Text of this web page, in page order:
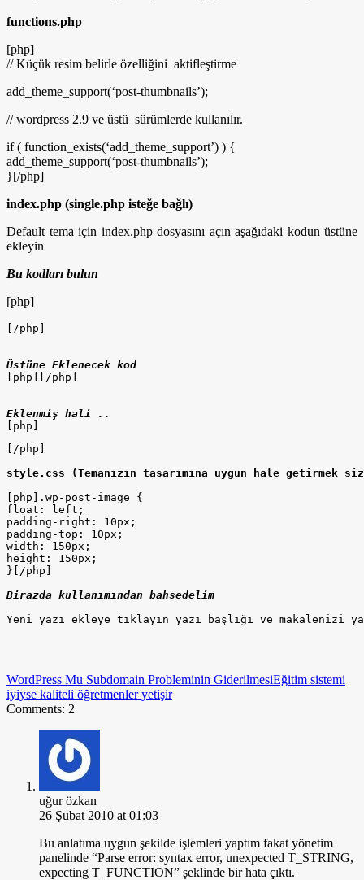
functions.php
[php]
// Küçük resim belirle özelliğini aktifleştirme
add_theme_support(‘post-thumbnails’);
// wordpress 2.9 ve üstü sürümlerde kullanılır.
if ( function_exists(‘add_theme_support’) ) {
add_theme_support(‘post-thumbnails’);
}[/php]
index.php (single.php isteğe bağlı)
Default tema için index.php dosyasını açın aşağıdaki kodun üstüne
ekleyin
Bu kodları bulun
[php]
[/php]
Üstüne Eklenecek kod
[php] [/php]
Eklenmiş hali ..
[php]
[/php]
style.css (Temanızın tasarımına uygun hale getirmek
[php].wp-post-image {
float: left;
padding-right: 10px;
padding-top: 10px;
width: 150px;
height: 150px;
}[/php]
Birazda kullanımından bahsedelim
Yeni yazı ekleye tıklayın yazı başlığı ve makalenizi
WordPress Mu Subdomain Probleminin GiderilmesiEğitim sistemi
iyiyse kaliteli öğretmenler yetişir
Comments: 2
uğur özkan
26 Şubat 2010 at 01:03
Bu anlatıma uygun şekilde işlemleri yaptım fakat yönetim
panelinde “Parse error: syntax error, unexpected T_STRING,
expecting T_FUNCTION” şeklinde bir hata çıktı.